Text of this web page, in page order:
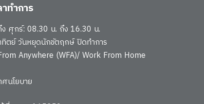
ทำการ
ศุกร์: 08.30 น. ถึง 16.30 น.
ทิตย์ วันหยุดนักขัตฤกษ์ ปิดทำการ
Anywhere (WFA)/ Work From Home
นโยบาย